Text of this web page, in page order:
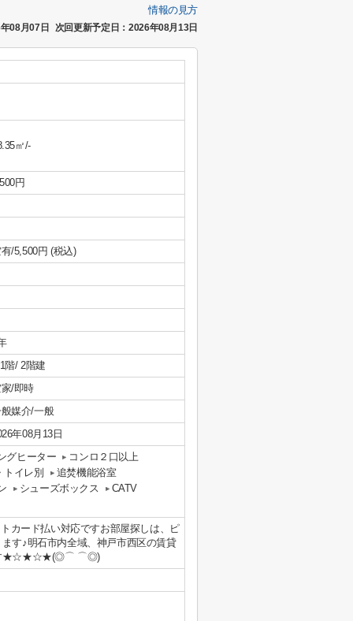
情報の見方
08月07日 次回更新予定日：2026年08月13日
㎡/-
円
/5,500円 (税込)
階/ 2階建
/即時
媒介/一般
年08月13日
グヒーター
コンロ２口以上
トイレ別
追焚機能浴室
シューズボックス CATV
ード払い対応ですお部屋探しは、ピ
す♪明石市内全域、神戸市西区の賃貸
ます★☆★☆★(◎⌒ ⌒◎)